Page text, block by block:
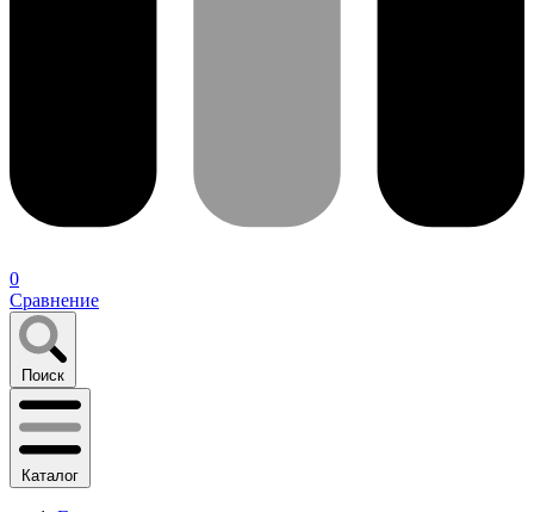
0
Сравнение
Поиск
Каталог